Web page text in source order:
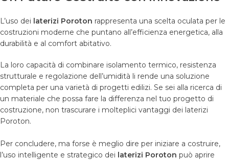
L’uso dei laterizi Poroton rappresenta una scelta oculata per le
costruzioni moderne che puntano all’efficienza energetica, alla
durabilità e al comfort abitativo.
La loro capacità di combinare isolamento termico, resistenza
strutturale e regolazione dell’umidità li rende una soluzione
completa per una varietà di progetti edilizi. Se sei alla ricerca di
un materiale che possa fare la differenza nel tuo progetto di
costruzione, non trascurare i molteplici vantaggi dei laterizi
Poroton.
Per concludere, ma forse è meglio dire per iniziare a costruire,
l’uso intelligente e strategico dei laterizi Poroton può aprire